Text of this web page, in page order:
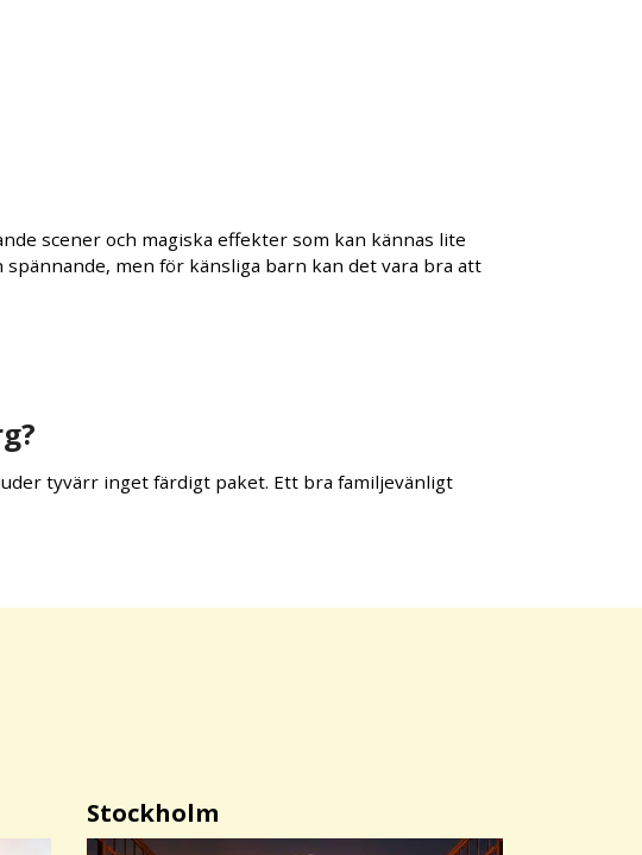
scener och magiska effekter som kan kännas lite
men för känsliga barn kan det vara bra att
tyvärr inget färdigt paket. Ett bra familjevänligt
Stockholm